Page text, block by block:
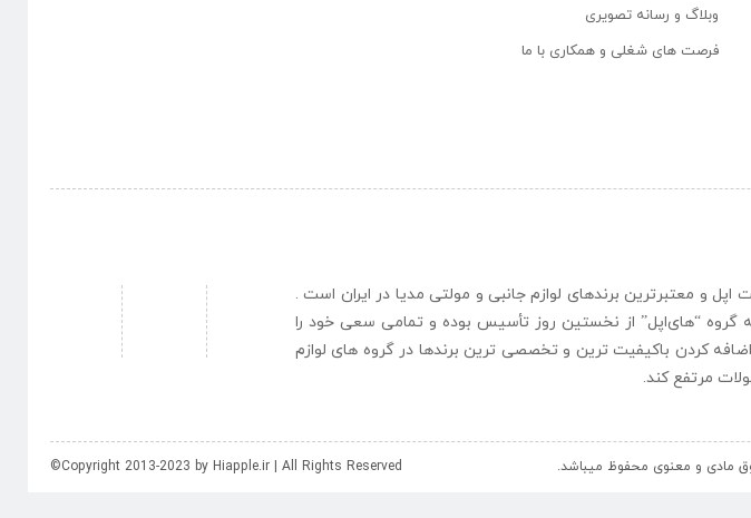
وبلاگ و رسانه تصویری
فرصت های شغلی و همکاری با ما
شرکت اپل و معتبرترین برندهای لوازم جانبی و مولتی مدیا در ایران است .
گروه “های‌اپل” از نخستین روز تأسیس بوده و تمامی سعی خود را
کردن باکیفیت ترین و تخصصی ترین برندها در گروه های لوازم
مرتفع کند.
مادی و معنوی محفوظ میباشد. ©Copyright 2013-2023 by Hiapple.ir | All Rights Reserved